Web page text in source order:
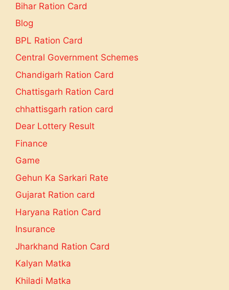
Bihar Ration Card
Blog
BPL Ration Card
Central Government Schemes
Chandigarh Ration Card
Chattisgarh Ration Card
chhattisgarh ration card
Dear Lottery Result
Finance
Game
Gehun Ka Sarkari Rate
Gujarat Ration card
Haryana Ration Card
Insurance
Jharkhand Ration Card
Kalyan Matka
Khiladi Matka